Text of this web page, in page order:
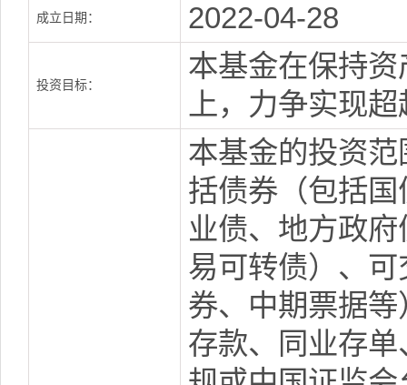
成立日期： 2022-04-28
投资目标：
本基金在保持
上，力争实现
本基金的投资
括债券（包括
业债、地方政
易可转债）、
券、中期票据
存款、同业存